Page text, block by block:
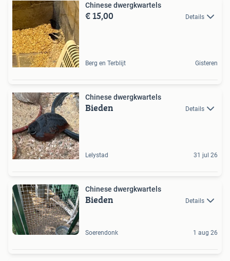
Chinese dwergkwartels
€ 15,00 Details
Berg en Terblijt Gisteren
Chinese dwergkwartels
Bieden Details
Lelystad 31 jul 26
Chinese dwergkwartels
Bieden Details
Soerendonk 1 aug 26